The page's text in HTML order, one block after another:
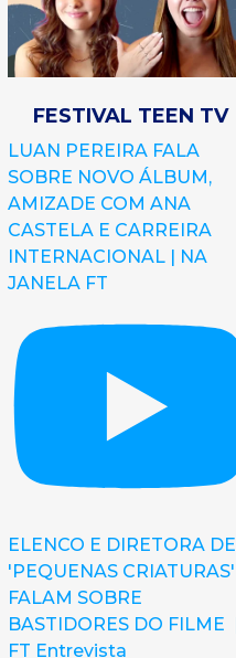
FESTIVAL TEEN TV
LUAN PEREIRA FALA
SOBRE NOVO ÁLBUM,
AMIZADE COM ANA
CASTELA E CARREIRA
INTERNACIONAL | NA
JANELA FT
ELENCO E DIRETORA DE
'PEQUENAS CRIATURAS'
FALAM SOBRE
BASTIDORES DO FILME |
FT Entrevista